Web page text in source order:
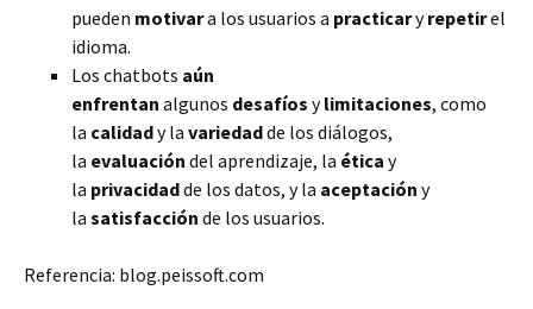
pueden motivara los usuarios a practicaryrepetirel
idioma.
Los chatbots aún
enfrentan algunos desafíos ylimitaciones, como
la calidady la variedadde los diálogos,
la evaluación del aprendizaje, la ética y
la privacidadde los datos, y la aceptación y
la satisfacción de los usuarios.
Referencia: blog.peissoft.com